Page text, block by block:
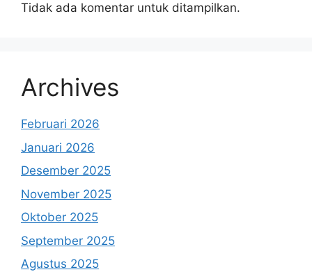
Tidak ada komentar untuk ditampilkan.
Archives
Februari 2026
Januari 2026
Desember 2025
November 2025
Oktober 2025
September 2025
Agustus 2025